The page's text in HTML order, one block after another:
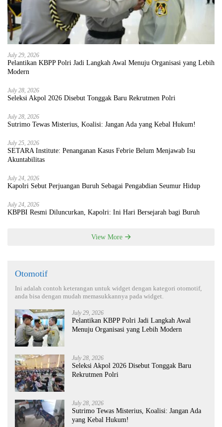
July 29, 2026
Pelantikan KBPP Polri Jadi Langkah Awal Menuju Organisasi yang Lebih
Modern
July 28, 2026
Seleksi Akpol 2026 Disebut Tonggak Baru Rekrutmen Polri
July 28, 2026
Sutrimo Tewas Misterius, Koalisi: Jangan Ada yang Kebal Hukum!
July 25, 2026
SETARA Institute: Penanganan Kasus Febrie Belum Menjawab Isu
Akuntabilitas
July 24, 2026
Kapolri Sebut Perjuangan Buruh Sebagai Pengabdian Seumur Hidup
July 24, 2026
KBPBI Resmi Diluncurkan, Kapolri: Ini Hari Bersejarah bagi Buruh
View More
Otomotif
Ini adalah contoh keterangan untuk widget dengan kategori otomotif,
anda bisa dengan mudah memasukkannya pada widget.
July 29, 2026
Pelantikan KBPP Polri Jadi Langkah Awal
Menuju Organisasi yang Lebih Modern
July 28, 2026
Seleksi Akpol 2026 Disebut Tonggak Baru
Rekrutmen Polri
July 28, 2026
Sutrimo Tewas Misterius, Koalisi: Jangan Ada
yang Kebal Hukum!